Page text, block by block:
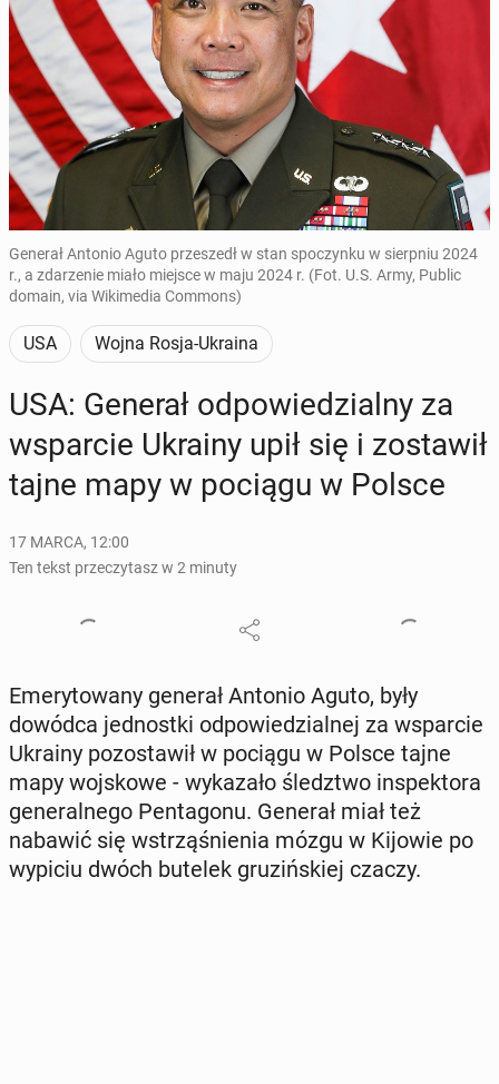
Generał Antonio Aguto przeszedł w stan spoczynku w sierpniu 2024
r., a zdarzenie miało miejsce w maju 2024 r. (Fot. U.S. Army, Public
domain, via Wikimedia Commons)
USA Wojna Rosja-Ukraina
USA: Generał od­po­wie­dzial­ny za
wspar­cie Ukrainy upił się i zo­sta­wił
tajne mapy w pociągu w Polsce
17 MARCA, 12:00
Ten tekst przeczytasz w 2 minuty
Eme­ry­to­wa­ny generał Antonio Aguto, były
dowódca jed­nost­ki od­po­wie­dzial­nej za wspar­cie
Ukrainy po­zo­sta­wił w pociągu w Polsce tajne
mapy woj­sko­we - wy­ka­za­ło śledz­two in­spek­to­ra
ge­ne­ral­ne­go Pen­ta­go­nu. Generał miał też
nabawić się wstrzą­śnie­nia mózgu w Kijowie po
wypiciu dwóch butelek gru­ziń­skiej czaczy.